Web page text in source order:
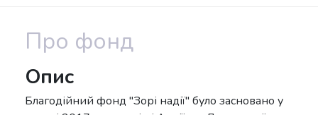
Про фонд
Опис
Благодійний фонд "Зорі надії" було засновано у